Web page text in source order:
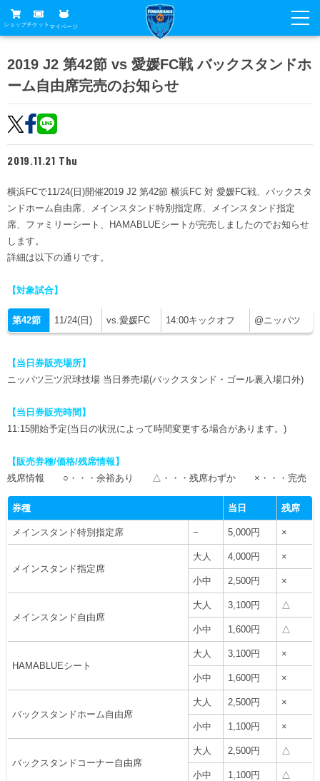
ショップチケット マイページ
グッズ
ホームタウン
トップチーム
試合
アカデミー
試合
試合日程
チケット
チケットガイド
席種・価格表
チケット購入方法
販売スケジュール
チーム
選手・スタッフ
スケジュール
練習見学について
観戦ガイド
横浜FC観戦ガイド
試合会場アクセス
観戦ルール・マナー
クラブ
フリ丸のページ
ヒストリー
ホームタウン活動
横浜FCスポーツクラブ
ゲームスチュワード
学生インターンシップ
クラブメンバー
スタータークラブ
オリジナルビール
アカデミー
試合日程・結果
アカデミースタッフ
フェニックスクラブ
サッカースクール
チアスクール
パートナー一覧
あしながドリーム基金
お問い合わせ
お問い合わせ
2019 J2 第42節 vs 愛媛FC戦 バックスタンドホ
ーム自由席完売のお知らせ
2019.11.21 Thu
横浜FCで11/24(日)開催2019 J2 第42節 横浜FC 対 愛媛FC戦、バックスタ
ンドホーム自由席、メインスタンド特別指定席、メインスタンド指定
席、ファミリーシート、HAMABLUEシートが完売しましたのでお知らせ
します。
詳細は以下の通りです。
【対象試合】
第42節 11/24(日) vs.愛媛FC 14:00キックオフ @ニッパツ
【当日券販売場所】
ニッパツ三ツ沢球技場 当日券売場(バックスタンド・ゴール裏入場口外)
【当日券販売時間】
11:15開始予定(当日の状況によって時間変更する場合があります。)
【販売券種/価格/残席情報】
残席情報 ○・・・余裕あり △・・・残席わずか ×・・・完売
券種 当日 残席
メインスタンド特別指定席 − 5,000円 ×
メインスタンド指定席
大人 4,000円 ×
小中 2,500円 ×
メインスタンド自由席
大人 3,100円 △
小中 1,600円 △
HAMABLUEシート
大人 3,100円 ×
小中 1,600円 ×
バックスタンドホーム自由席
大人 2,500円 ×
小中 1,100円 ×
バックスタンドコーナー自由席
大人 2,500円 △
小中 1,100円 △